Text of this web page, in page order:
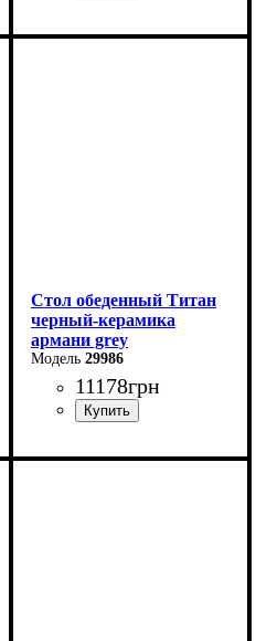
Ширина: 140 см
Стол обеденный Титан
черный-керамика
армани grey
29986
11178грн
Длина: 110 см